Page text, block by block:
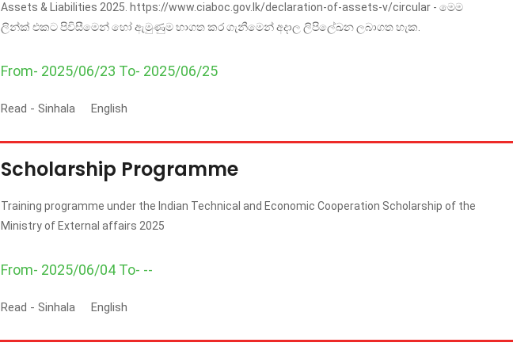
Assets & Liabilities 2025. https://www.ciaboc.gov.lk/declaration-of-assets-v/circular - මෙම
ලින්ක් එකට පිවිසීමෙන් හෝ ඇමුණුම භාගත කර ගැනීමෙන් අදාල ලිපිලේඛන ලබාගත හැක.
From- 2025/06/23 To- 2025/06/25
Read - Sinhala English
Scholarship Programme
Training programme under the Indian Technical and Economic Cooperation Scholarship of the
Ministry of External affairs 2025
From- 2025/06/04 To- --
Read - Sinhala English